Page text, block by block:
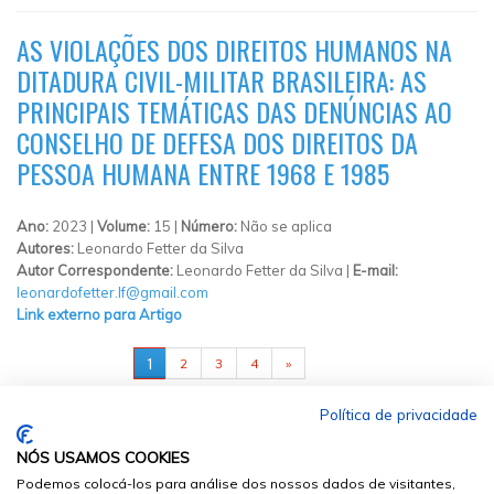
AS VIOLAÇÕES DOS DIREITOS HUMANOS NA
DITADURA CIVIL-MILITAR BRASILEIRA: AS
PRINCIPAIS TEMÁTICAS DAS DENÚNCIAS AO
CONSELHO DE DEFESA DOS DIREITOS DA
PESSOA HUMANA ENTRE 1968 E 1985
Ano: 2023 | Volume: 15 | Número: Não se aplica
Autores: Leonardo Fetter da Silva
Autor Correspondente: Leonardo Fetter da Silva | E-mail:
leonardofetter.lf@gmail.com
Link externo para Artigo
1 2 3 4 »
Política de privacidade
NÓS USAMOS COOKIES
Podemos colocá-los para análise dos nossos dados de visitantes,